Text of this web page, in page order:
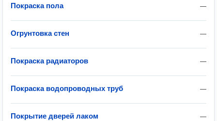
—
Покраска пола
—
Огрунтовка стен
—
Покраска радиаторов
—
Покраска водопроводных труб
—
Покрытие дверей лаком